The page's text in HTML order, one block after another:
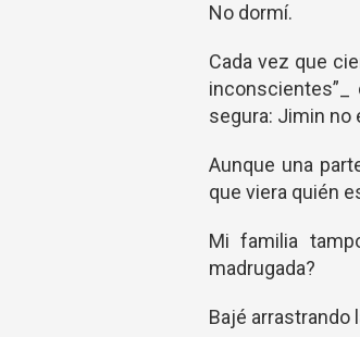
No dormí.
Cada vez que
segura: Jimin no
Aunque una
que viera quién
Mi familia
madrugada?
Bajé arrastrando